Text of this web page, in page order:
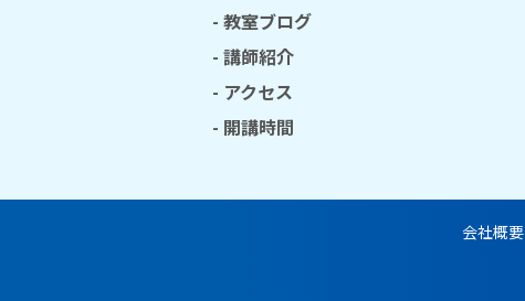
教室ブログ
講師紹介
アクセス
開講時間
会社概要